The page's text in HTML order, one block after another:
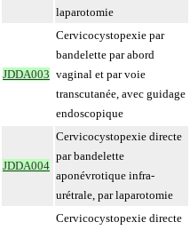
laparotomie
JDDA003
Cervicocystopexie par
bandelette par abord
vaginal et par voie
transcutanée, avec guidage
endoscopique
JDDA004
Cervicocystopexie directe
par bandelette
aponévrotique infra-
urétrale, par laparotomie
Cervicocystopexie directe